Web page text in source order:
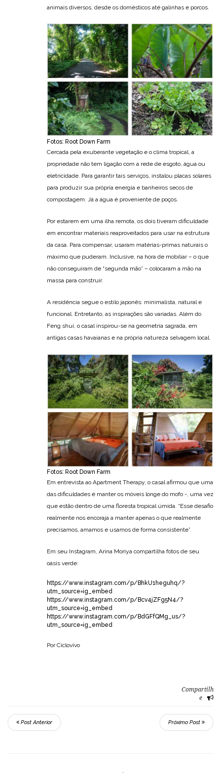
animais diversos, desde os domésticos até galinhas e porcos.
Fotos: Root Down Farm
Cercada pela exuberante vegetação e o clima tropical, a
propriedade não tem ligação com a rede de esgoto, água ou
eletricidade. Para garantir tais serviços, instalou placas solares
para produzir sua própria energia e banheiros secos de
compostagem. Já a água é proveniente de poços.
Por estarem em uma ilha remota, os dois tiveram dificuldade
em encontrar materiais reaproveitados para usar na estrutura
da casa. Para compensar, usaram matérias-primas naturais o
máximo que puderam. Inclusive, na hora de mobiliar – o que
não conseguiram de “segunda mão” – colocaram a mão na
massa para construir.
A residência segue o estilo japonês: minimalista, natural e
funcional. Entretanto, as inspirações são variadas. Além do
Feng shui, o casal inspirou-se na geometria sagrada, em
antigas casas havaianas e na própria natureza selvagem local.
Fotos: Root Down Farm
Em entrevista ao Apartment Therapy, o casal afirmou que uma
das dificuldades é manter os móveis longe do mofo -, uma vez
que estão dentro de uma floresta tropical úmida. “Esse desafio
realmente nos encoraja a manter apenas o que realmente
precisamos, amamos e usamos de forma consistente”.
Em seu Instagram, Arina Moriya compartilha fotos de seu
oásis verde:
https://www.instagram.com/p/BhkU1heguhq/?
utm_source=ig_embed
https://www.instagram.com/p/Bcv4jZFg5N4/?
utm_source=ig_embed
https://www.instagram.com/p/BdGFfQMg_us/?
utm_source=ig_embed
Por Ciclovivo
Compartilh
e
Post Anterior Próximo Post